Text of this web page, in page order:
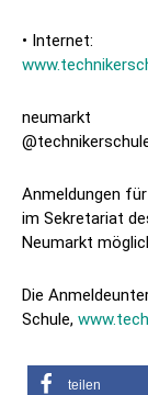
• Internet:
neumarkt
Anmeldungen
im Sekretariat
Neumarkt
Die
Schule,
teilen